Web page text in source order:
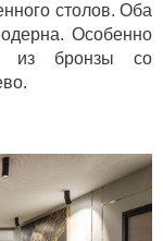
столов. Оба
Особенно
из бронзы со